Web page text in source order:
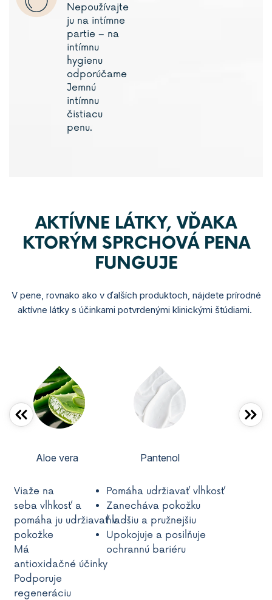
Nepoužívajte
ju na intímne
partie – na
intímnu
hygienu
odporúčame
Jemnú
intímnu
čistiacu
penu.
AKTÍVNE LÁTKY, VĎAKA
KTORÝM SPRCHOVÁ PENA
FUNGUJE
V pene, rovnako ako v ďalších produktoch, nájdete prírodné
aktívne látky s účinkami potvrdenými klinickými štúdiami.
Aloe vera
Viaže na
sebavlhkosť a
pomáhajuudržiavaťv
pokožke
Má
antioxidačnéúčinky
Podporuje
regeneráciu
Pantenol
Pomáha udržiavať vlhkosť
Zanecháva pokožku
hladšiu a pružnejšiu
Upokojuje a posil ňuje
ochrannú bariéru